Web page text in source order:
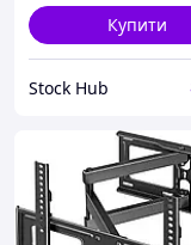
Купити
Stock Hub